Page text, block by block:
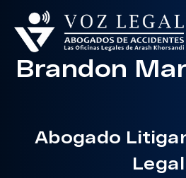
Brandon
Abogado
Legal